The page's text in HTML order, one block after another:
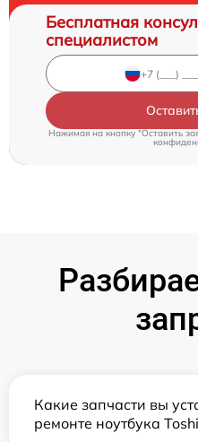
Бесплатная
специалистом
Нажимая на кнопку "Оставить
Какие запчасти вы
ремонте ноутбука